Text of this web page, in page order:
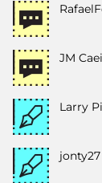
JM
Larry
jonty27